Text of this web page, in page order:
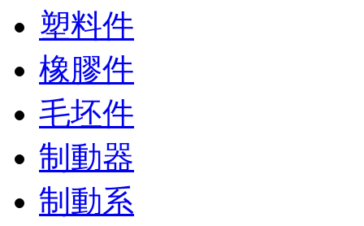
塑料件
橡膠件
毛坯件
制動器
制動系